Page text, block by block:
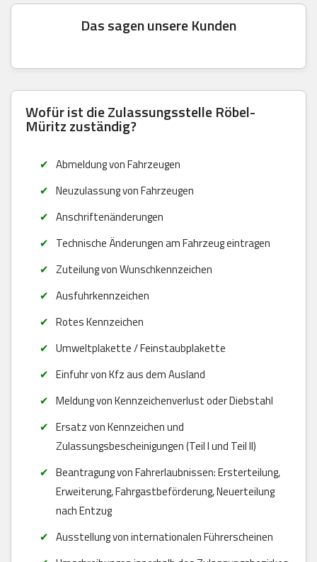
Das sagen unsere Kunden
Wofür ist die Zulassungsstelle Röbel-
Müritz zuständig?
Abmeldung von Fahrzeugen
Neuzulassung von Fahrzeugen
Anschriftenänderungen
Technische Änderungen am Fahrzeug eintragen
Zuteilung von Wunschkennzeichen
Ausfuhrkennzeichen
Rotes Kennzeichen
Umweltplakette / Feinstaubplakette
Einfuhr von Kfz aus dem Ausland
Meldung von Kennzeichenverlust oder Diebstahl
Ersatz von Kennzeichen und
Zulassungsbescheinigungen (Teil I und Teil II)
Beantragung von Fahrerlaubnissen: Ersterteilung,
Erweiterung, Fahrgastbeförderung, Neuerteilung
nach Entzug
Ausstellung von internationalen Führerscheinen